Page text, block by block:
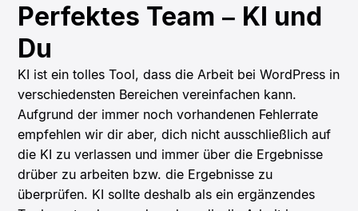
Perfektes Team – KI und
Du
KI ist ein tolles Tool, dass die Arbeit bei WordPress in
verschiedensten Bereichen vereinfachen kann.
Aufgrund der immer noch vorhandenen Fehlerrate
empfehlen wir dir aber, dich nicht ausschließlich auf
die KI zu verlassen und immer über die Ergebnisse
drüber zu arbeiten bzw. die Ergebnisse zu
überprüfen. KI sollte deshalb als ein ergänzendes